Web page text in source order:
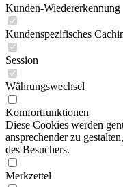
Kunden-Wiedererkennung
Kundenspezifisches
Session
Währungswechsel
Komfortfunktionen
Diese Cookies werden
ansprechender zu
des Besuchers.
Merkzettel